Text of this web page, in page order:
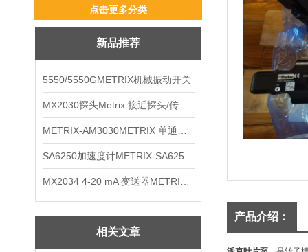
点击更多分类
新品推荐
5550/5550GMETRIX机械振动开关
相关文章
产品介绍：